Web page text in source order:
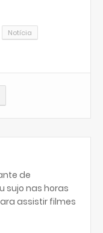
Notícia
de
sujo nas horas
assistir filmes